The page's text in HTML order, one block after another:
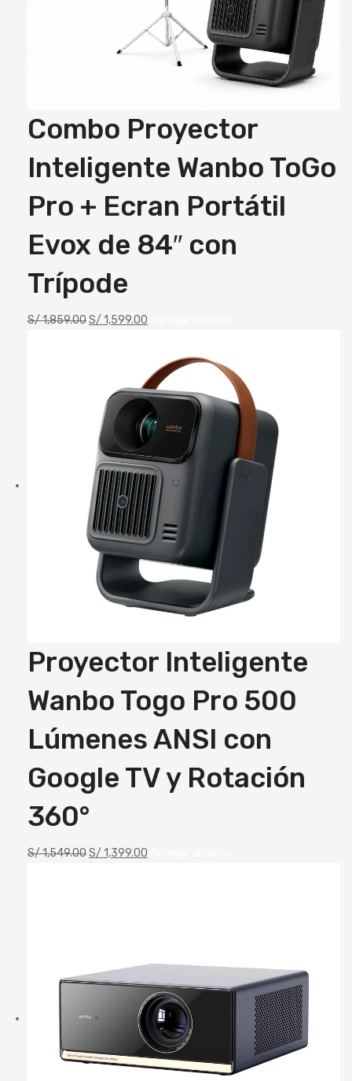
Combo Proyector
Inteligente Wanbo ToGo
Pro + Ecran Portátil
Evox de 84″ con
Trípode
S/1,859.00S/ 1,599.00
Proyector Inteligente
Wanbo Togo Pro 500
Lúmenes ANSI con
Google TV y Rotación
360°
S/1,549.00S/ 1,399.00